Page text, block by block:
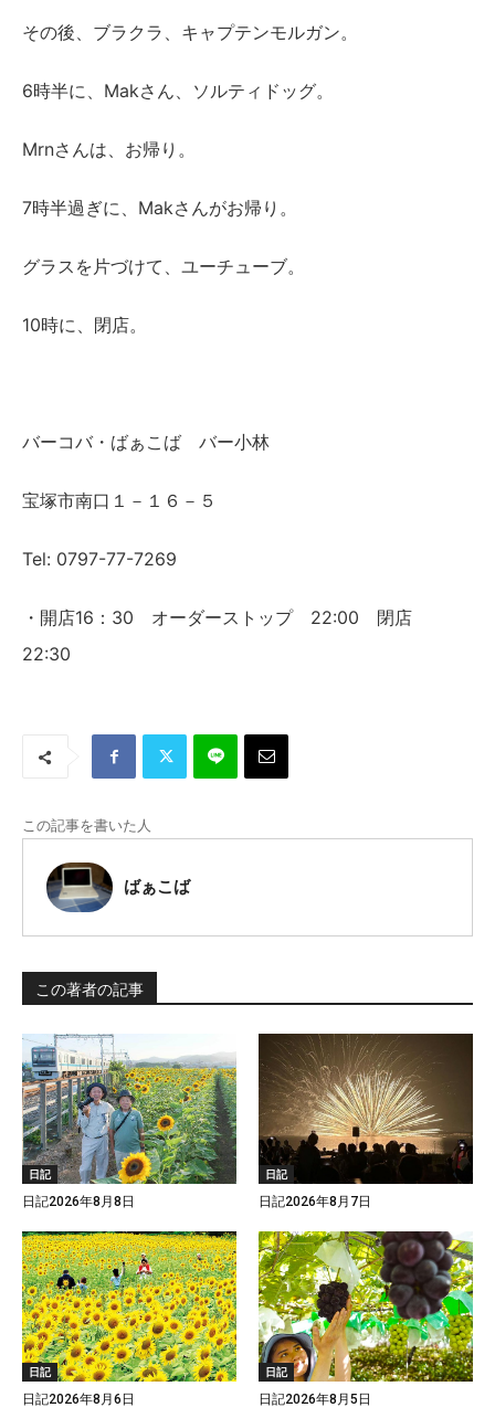
その後、ブラクラ、キャプテンモルガン。
6時半に、Makさん、ソルティドッグ。
Mrnさんは、お帰り。
7時半過ぎに、Makさんがお帰り。
グラスを片づけて、ユーチューブ。
10時に、閉店。
バーコバ・ばぁこば バー小林
宝塚市南口１－１６－５
Tel: 0797-77-7269
・開店16：30 オーダーストップ 22:00 閉店
22:30
この記事を書いた人
ばぁこば
この著者の記事
日記
日記2026年8月8日
日記
日記2026年8月7日
日記
日記2026年8月6日
日記
日記2026年8月5日